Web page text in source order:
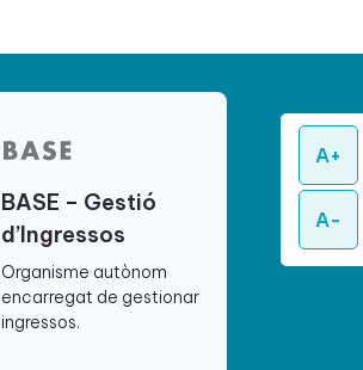
A+
A-
BASE – Gestió
d’Ingressos
Organisme autònom
encarregat de gestionar
ingressos.